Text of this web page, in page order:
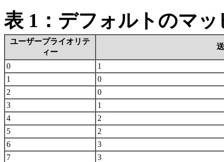
表 1：デフォルトのマッ
ユーザープライオリテ
ィー
0
1
1
0
2
0
3
1
4
2
5
2
6
3
7
3